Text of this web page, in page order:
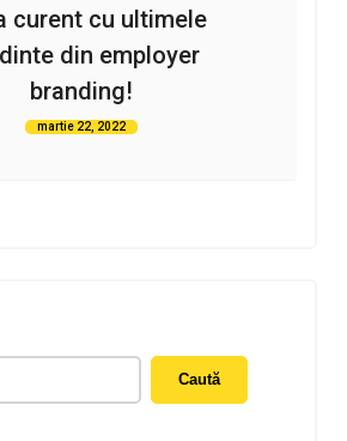
curent cu ultimele
din employer
branding!
martie 22, 2022
Caută